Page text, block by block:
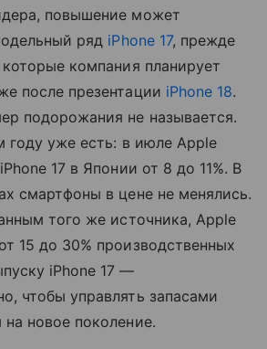
повышение может
ряд iPhone 17, прежде
компания планирует
после презентации iPhone 18.
подорожания не называется.
году уже есть: в июле Apple
17 в Японии от 8 до 11%. В
смартфоны в цене не менялись.
того же источника, Apple
15 до 30% производственных
iPhone 17 —
чтобы управлять запасами
новое поколение.